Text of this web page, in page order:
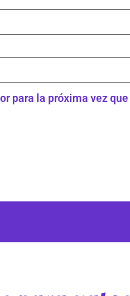
para la próxima vez